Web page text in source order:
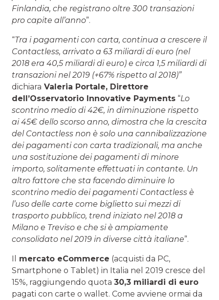
Finlandia, che registrano oltre 300 transazioni
pro capite all’anno”.
“Tra i pagamenti con carta, continua a crescere il
Contactless, arrivato a 63 miliardi di euro (nel
2018 era 40,5 miliardi di euro) e circa 1,5 miliardi di
transazioni nel 2019 (+67% rispetto al 2018)”
dichiara Valeria Portale, Direttore
dell’Osservatorio Innovative Payments “Lo
scontrino medio di 42€, in diminuzione rispetto
ai 45€ dello scorso anno, dimostra che la crescita
del Contactless non è solo una cannibalizzazione
dei pagamenti con carta tradizionali, ma anche
una sostituzione dei pagamenti di minore
importo, solitamente effettuati in contante. Un
altro fattore che sta facendo diminuire lo
scontrino medio dei pagamenti Contactless è
l’uso delle carte come biglietto sui mezzi di
trasporto pubblico, trend iniziato nel 2018 a
Milano e Treviso e che si è ampiamente
consolidato nel 2019 in diverse città italiane”.
Il mercato eCommerce (acquisti da PC,
Smartphone o Tablet) in Italia nel 2019 cresce del
15%, raggiungendo quota 30,3 miliardi di euro
pagati con carte o wallet. Come avviene ormai da